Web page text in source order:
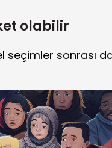
olabilir
seçimler sonrası